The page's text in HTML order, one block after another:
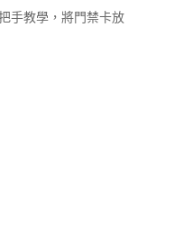
手教學，將門禁卡放